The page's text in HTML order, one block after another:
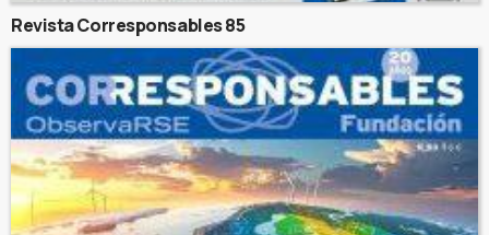
Revista Corresponsables 85